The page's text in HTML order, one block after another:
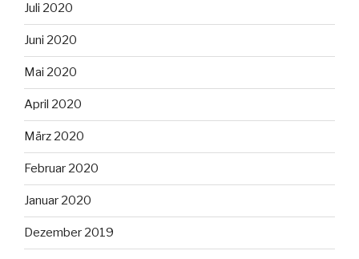
Juli 2020
Juni 2020
Mai 2020
April 2020
März 2020
Februar 2020
Januar 2020
Dezember 2019